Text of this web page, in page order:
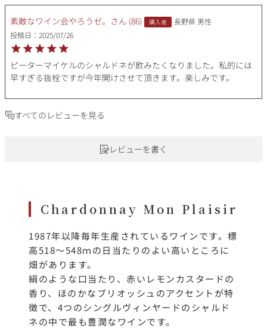
素敵なワイン会やろうゼ。 86 購入者 長野県 男性
投稿日
2025/07/26
ピーターマイケルのシャルドネが飲みたくなりました。私的には
早すぎる抜栓ですが今年開けさせて頂きます。楽しみです。
すべてのレビューを見る
レビューを書く
Chardonnay Mon Plaisir
1987年以降毎年生産されているワインです。標
高518～548ｍの日当たりのよい高いところに
畑があります。
絹のような口当たり、赤いレモンカスタードの
香り、ほのかなブリオッシュのアクセントが特
徴で、4つのシングルヴィンヤードのシャルド
ネの中で最も豊潤なワインです。